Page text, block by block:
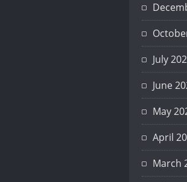
July
June
May
April
March